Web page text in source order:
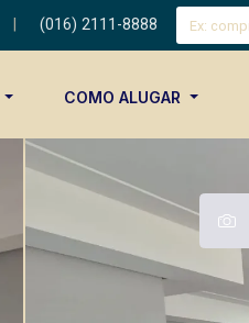
(016) 2111-8888
COMO ALUGAR